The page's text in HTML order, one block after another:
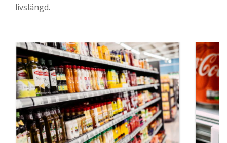
livslängd.